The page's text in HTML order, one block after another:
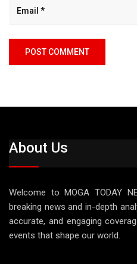
About Us
Welcome to MOGA TODAY
breaking news and in-depth
accurate, and engaging
events that shape our world.